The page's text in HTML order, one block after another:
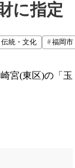
に指定
伝統・文化 福岡市
宮(東区)の「玉